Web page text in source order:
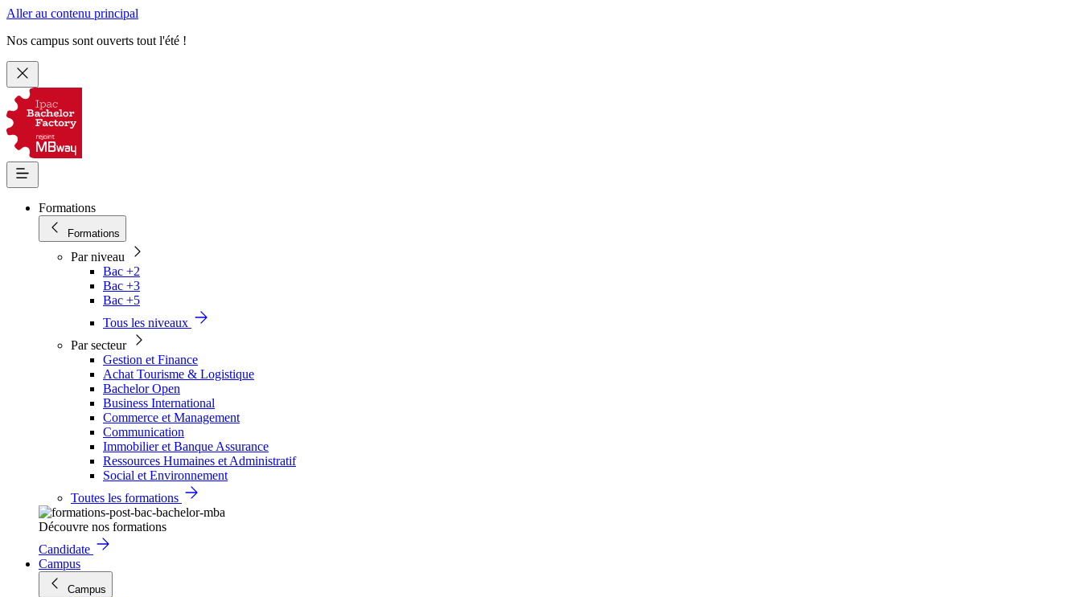
Aller au contenu principal
Nos campus sont ouverts tout l'été !
Formations
Formations
Par niveau
Bac +2
Bac +3
Bac +5
Tous les niveaux
Par secteur
Gestion et Finance
Achat Tourisme & Logistique
Bachelor Open
Business International
Commerce et Management
Communication
Immobilier et Banque Assurance
Ressources Humaines et Administratif
Social et Environnement
Toutes les formations
Découvre nos formations
Candidate
Campus
Campus